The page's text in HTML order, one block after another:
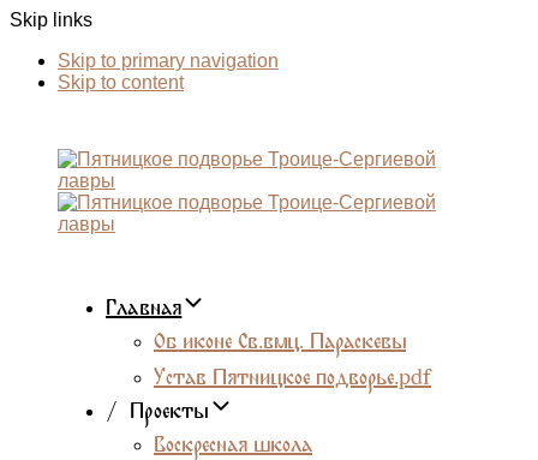
Skip links
Skip to primary navigation
Skip to content
Главная
Об иконе Св.вмц. Параскевы
Устав Пятницкое подворье.pdf
/ Проекты
Воскресная школа